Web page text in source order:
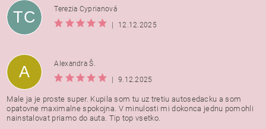
TC
Terezia Cyprianová
|
12.12.2025
A
Alexandra Š.
|
9.12.2025
Male ja je proste super. Kupila som tu uz tretiu autosedacku a som
opatovne maximalne spokojna. V minulosti mi dokonca jednu pomohli
nainstalovat priamo do auta. Tip top vsetko.